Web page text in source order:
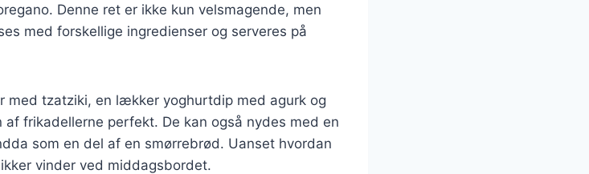
Denne ret er ikke kun velsmagende, men
med forskellige ingredienser og serveres på
tzatziki, en lækker yoghurtdip med agurk og
frikadellerne perfekt. De kan også nydes med en
som en del af en smørrebrød. Uanset hvordan
vinder ved middagsbordet.